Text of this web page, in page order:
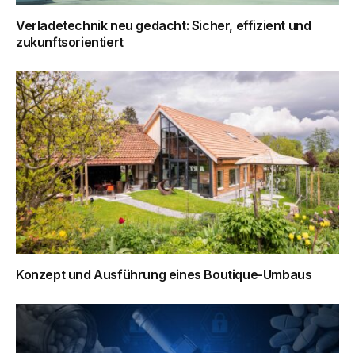
Verladetechnik neu gedacht: Sicher, effizient und
zukunftsorientiert
Konzept und Ausführung eines Boutique-Umbaus